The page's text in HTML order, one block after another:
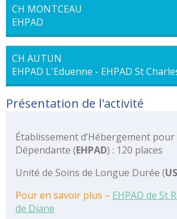
risques
Hospitalières
Le
Groupement
de
Le
portail
groupements
de
commandes
CH MONTCEAU
EHPAD
CH AUTUN
EHPAD L'Eduenne - EHPAD St
Présentation de l'activité
Établissement d’Hébergement
Dépendante (EHPAD) : 120 places
Unité de Soins de Longue Durée (
Pour en savoir plus – EHPAD de St
de Diane